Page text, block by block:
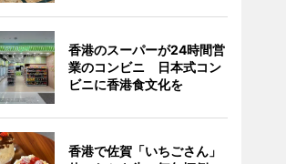
香港のスーパーが24時間営
業のコンビニ 日本式コン
ビニに香港食文化を
香港で佐賀「いちごさん」